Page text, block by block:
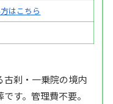
はこちら
古刹・一乗院の境内
す。管理費不要。